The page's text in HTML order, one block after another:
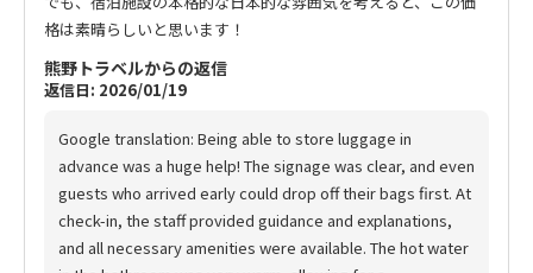
格は素晴らしいと思います！
熊野トラベルからの返信
返信日: 2026/01/19
Google translation: Being able to store luggage in
advance was a huge help! The signage was clear, and even
guests who arrived early could drop off their bags first. At
check-in, the staff provided guidance and explanations,
and all necessary amenities were available. The hot water